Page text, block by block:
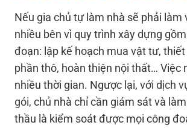
Nếu gia chủ tự làm nhà sẽ phải làm
nhiều bên vì quy trình xây dựng
đoạn: lập kế hoạch mua vật tư,
phần thô, hoàn thiện nội thất… Việc
nhiều thời gian. Ngược lại, với dịch
gói, chủ nhà chỉ cần giám sát và
thầu là kiểm soát được mọi công